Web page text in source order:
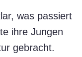
was passiert
ihre Jungen
gebracht.